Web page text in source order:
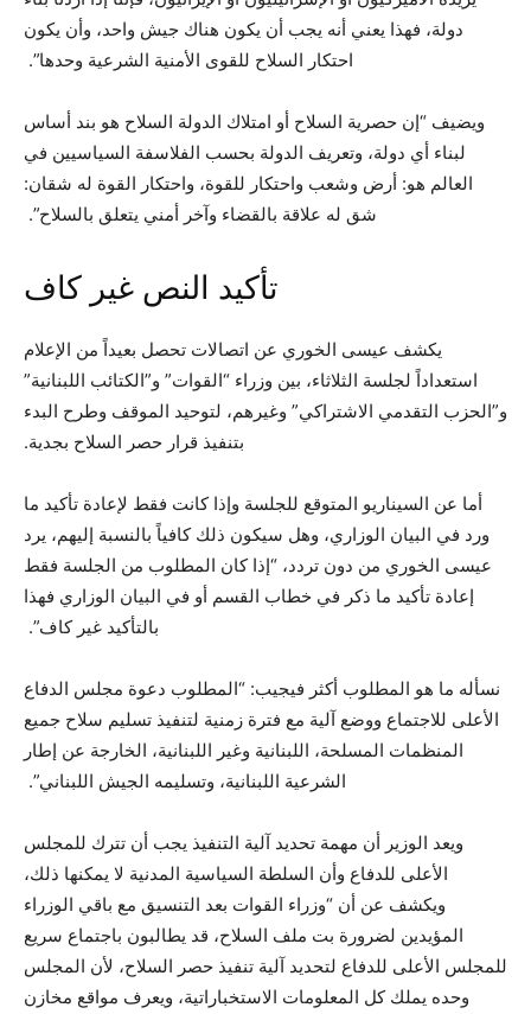
دولة، فهذا يعني أنه يجب أن يكون هناك جيش واحد، وأن يكون
احتكار السلاح للقوى الأمنية الشرعية وحدها”.
ويضيف “إن حصرية السلاح أو امتلاك الدولة السلاح هو بند أساس
لبناء أي دولة، وتعريف الدولة بحسب الفلاسفة السياسيين في
العالم هو: أرض وشعب واحتكار للقوة، واحتكار القوة له شقان:
شق له علاقة بالقضاء وآخر أمني يتعلق بالسلاح”.
تأكيد النص غير كاف
يكشف عيسى الخوري عن اتصالات تحصل بعيداً من الإعلام
استعداداً لجلسة الثلاثاء، بين وزراء “القوات” و”الكتائب اللبنانية”
و”الحزب التقدمي الاشتراكي” وغيرهم، لتوحيد الموقف وطرح البدء
بتنفيذ قرار حصر السلاح بجدية.
أما عن السيناريو المتوقع للجلسة وإذا كانت فقط لإعادة تأكيد ما
ورد في البيان الوزاري، وهل سيكون ذلك كافياً بالنسبة إليهم، يرد
عيسى الخوري من دون تردد، “إذا كان المطلوب من الجلسة فقط
إعادة تأكيد ما ذكر في خطاب القسم أو في البيان الوزاري فهذا
بالتأكيد غير كاف”.
نسأله ما هو المطلوب أكثر فيجيب: “المطلوب دعوة مجلس الدفاع
الأعلى للاجتماع ووضع آلية مع فترة زمنية لتنفيذ تسليم سلاح جميع
المنظمات المسلحة، اللبنانية وغير اللبنانية، الخارجة عن إطار
الشرعية اللبنانية، وتسليمه الجيش اللبناني”.
ويعد الوزير أن مهمة تحديد آلية التنفيذ يجب أن تترك للمجلس
الأعلى للدفاع وأن السلطة السياسية المدنية لا يمكنها ذلك،
ويكشف عن أن “وزراء القوات بعد التنسيق مع باقي الوزراء
المؤيدين لضرورة بت ملف السلاح، قد يطالبون باجتماع سريع
للمجلس الأعلى للدفاع لتحديد آلية تنفيذ حصر السلاح، لأن المجلس
وحده يملك كل المعلومات الاستخباراتية، ويعرف مواقع مخازن